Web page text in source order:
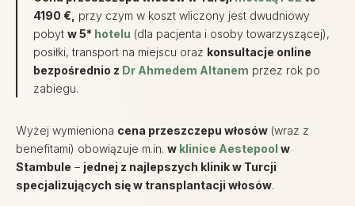
4190 €,
przy czym w koszt wliczony jest dwudniowy
pobyt w 5* hotelu (dla pacjenta i osoby towarzyszącej),
posiłki, transport na miejscu oraz konsultacje online
bezpośrednio z Dr Ahmedem Altanem przez rok po
zabiegu.
Wyżej wymieniona cena przeszczepu włosów (wraz z
benefitami) obowiązuje m.in. w klinice Aestepool w
Stambule – jednej z najlepszych klinik w Turcji
specjalizujących się w transplantacji włosów.